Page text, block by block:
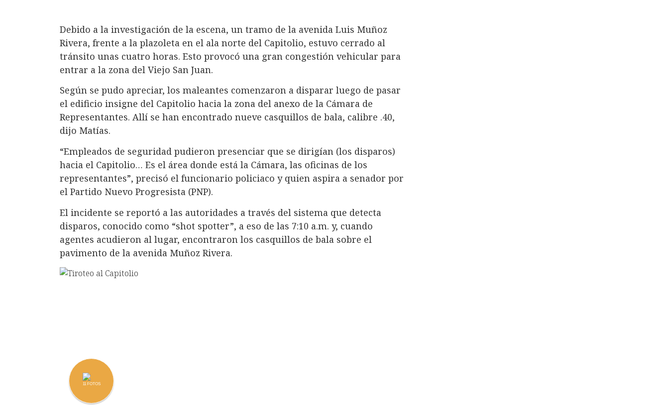
Debido a la investigación de la escena, un tramo de la avenida Luis Muñoz
Rivera, frente a la plazoleta en el ala norte del Capitolio, estuvo cerrado al
tránsito unas cuatro horas. Esto provocó una gran congestión vehicular para
entrar a la zona del Viejo San Juan.
Según se pudo apreciar, los maleantes comenzaron a disparar luego de pasar
el edificio insigne del Capitolio hacia la zona del anexo de la Cámara de
Representantes. Allí se han encontrado nueve casquillos de bala, calibre .40,
dijo Matías.
“Empleados de seguridad pudieron presenciar que se dirigían (los disparos)
hacia el Capitolio… Es el área donde está la Cámara, las oficinas de los
representantes”, precisó el funcionario policiaco y quien aspira a senador por
el Partido Nuevo Progresista (PNP).
El incidente se reportó a las autoridades a través del sistema que detecta
disparos, conocido como “shot spotter”, a eso de las 7:10 a.m. y, cuando
agentes acudieron al lugar, encontraron los casquillos de bala sobre el
pavimento de la avenida Muñoz Rivera.
11 FOTOS